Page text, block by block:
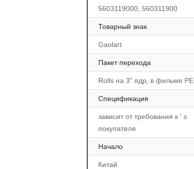
5603119000, 560311900
Товарный знак
Gaolart
Пакет перехода
Rolls на 3" ядр, в фильме PE
Спецификация
зависит от требования к ′ s
покупателя
Начало
Китай